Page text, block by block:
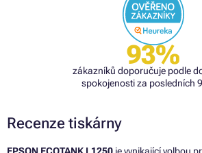
93%
zákazníků doporučuje podle
spokojenosti za posledních
Recenze tiskárny
EPSON ECOTANK L1250 je vynikající volbou